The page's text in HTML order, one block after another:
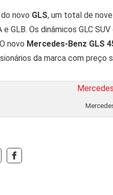
novo GLS, um total de
GLB. Os dinâmicos GLC
novo Mercedes-Benz GLS
da marca com preço